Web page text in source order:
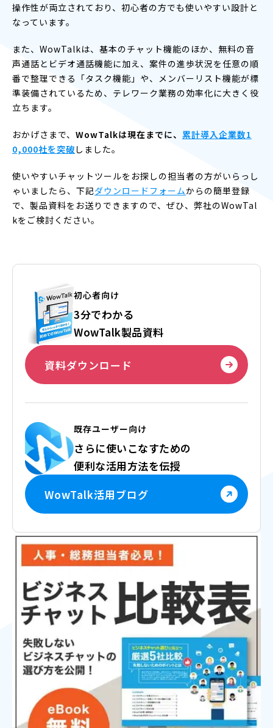
操作性が両立されており、初心者の方でも使いやすい設計と
なっています。
また、WowTalkは、基本のチャット機能のほか、無料の音
声通話とビデオ通話機能に加え、案件の進歩状況を任意の順
番で整理できる「タスク機能」や、メンバーリスト機能が標
準装備されているため、テレワーク業務の効率化に大きく役
立ちます。
おかげさまで、 WowTalkは現在までに、 累計導入企業数1
0,000社を突破 しました。
使いやすいチャットツールをお探しの担当者の方がいらっし
ゃいましたら、下記ダウンロードフォームからの簡単登録
で、製品資料をお送りできますので、ぜひ、弊社のWowTal
kをご検討ください。
初心者向け
3分でわかる
WowTalk製品資料
資料ダウンロード
既存ユーザー向け
さらに使いこなすための
便利な活用方法を伝授
WowTalk活用ブログ